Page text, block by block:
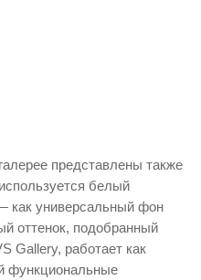
представлены также
белый
как универсальный фон
оттенок, подобранный
Gallery, работает как
функциональные